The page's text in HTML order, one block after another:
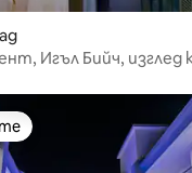
Игъл Бийч, изглед
на гостите